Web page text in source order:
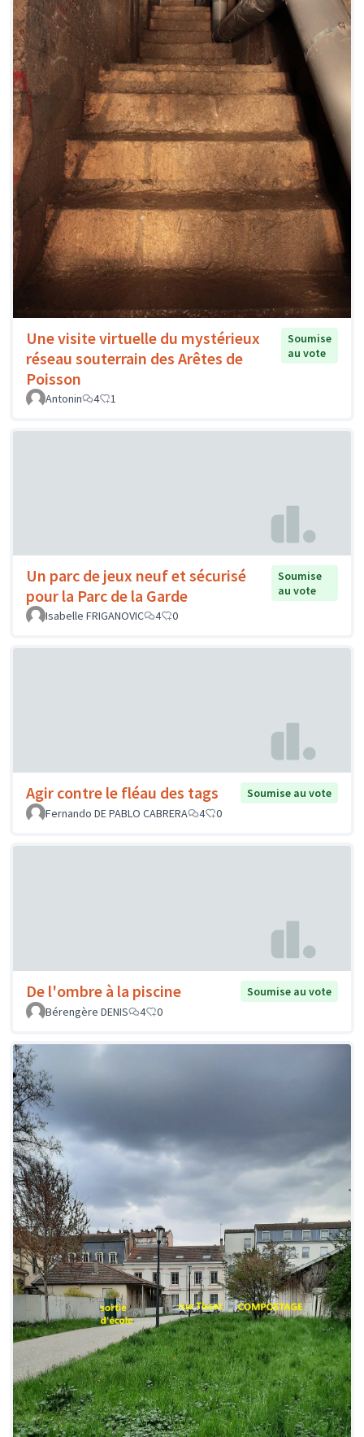
Une visite virtuelle du mystérieux
réseau souterrain des Arêtes de
Poisson
Soumise
au vote
Antonin 4 1
Un parc de jeux neuf et sécurisé
pour la Parc de la Garde
Soumise
au vote
Isabelle FRIGANOVIC
4 0
Agir contre le fléau des tags
Soumise au vote
Fernando DE PABLO CABRERA
4 0
De l'ombre à la piscine
Soumise au vote
Bérengère DENIS
4 0